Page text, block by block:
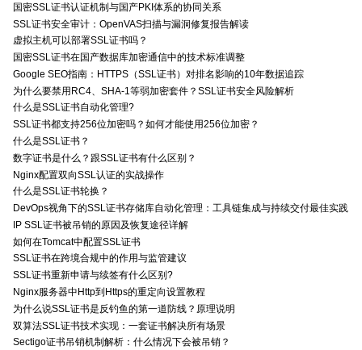
国密SSL证书认证机制与国产PKI体系的协同关系
SSL证书安全审计：OpenVAS扫描与漏洞修复报告解读
虚拟主机可以部署SSL证书吗？
国密SSL证书在国产数据库加密通信中的技术标准调整
Google SEO指南：HTTPS（SSL证书）对排名影响的10年数据追踪
为什么要禁用RC4、SHA-1等弱加密套件？SSL证书安全风险解析
什么是SSL证书自动化管理?
SSL证书都支持256位加密吗？如何才能使用256位加密？
什么是SSL证书？
数字证书是什么？跟SSL证书有什么区别？
Nginx配置双向SSL认证的实战操作
什么是SSL证书轮换？
DevOps视角下的SSL证书存储库自动化管理：工具链集成与持续交付最佳实践
IP SSL证书被吊销的原因及恢复途径详解
如何在Tomcat中配置SSL证书
SSL证书在跨境合规中的作用与监管建议
SSL证书重新申请与续签有什么区别?
Nginx服务器中Http到Https的重定向设置教程
为什么说SSL证书是反钓鱼的第一道防线？原理说明
双算法SSL证书技术实现：一套证书解决所有场景
Sectigo证书吊销机制解析：什么情况下会被吊销？